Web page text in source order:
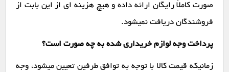
صورت کاملاً رایگان ارائه داده و هیچ هزینه ای از این بابت از
فروشندگان دریافت نمیشود.
پرداخت وجه لوازم خریداری شده به چه صورت است؟
زمانیکه قیمت کالا با توجه به توافق طرفین تعیین میشود، وجه